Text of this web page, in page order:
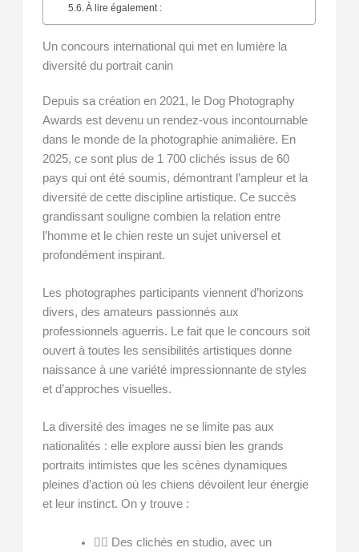
À lire également :
Un concours international qui met en lumière la
diversité du portrait canin
Depuis sa création en 2021, le Dog Photography
Awards est devenu un rendez-vous incontournable
dans le monde de la photographie animalière. En
2025, ce sont plus de 1 700 clichés issus de 60
pays qui ont été soumis, démontrant l’ampleur et la
diversité de cette discipline artistique. Ce succès
grandissant souligne combien la relation entre
l’homme et le chien reste un sujet universel et
profondément inspirant.
Les photographes participants viennent d’horizons
divers, des amateurs passionnés aux
professionnels aguerris. Le fait que le concours soit
ouvert à toutes les sensibilités artistiques donne
naissance à une variété impressionnante de styles
et d’approches visuelles.
La diversité des images ne se limite pas aux
nationalités : elle explore aussi bien les grands
portraits intimistes que les scènes dynamiques
pleines d’action où les chiens dévoilent leur énergie
et leur instinct. On y trouve :
🐕‍🦺 Des clichés en studio, avec un